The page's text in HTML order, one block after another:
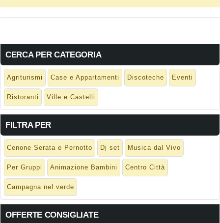
CERCA PER CATEGORIA
Agriturismi Case e Appartamenti Discoteche Eventi
Ristoranti Ville e Castelli
FILTRA PER
Cenone Serata e Pernotto Dj set Musica dal Vivo
Per Gruppi Animazione Bambini Centro Città
Campagna nel verde
OFFERTE CONSIGLIATE